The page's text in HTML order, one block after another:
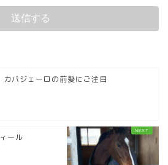
カバジェーロの前髪にご注目
ール